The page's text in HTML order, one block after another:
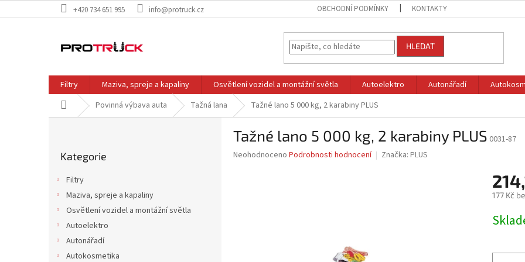
na
+420 734 651 995 info@protruck.cz OBCHODNÍ PODMÍNKY KONTAKTY
HLEDAT
Filtry Maziva, spreje a kapaliny Osvětlení vozidel a montážní světla Autoelektro Autonářadí
Domů Povinná výbava auta Tažná lana Tažné lano 5 000 kg, 2 karabiny PLUS
kategorie
Kategorie
Filtry
Maziva, spreje a kapaliny
Osvětlení vozidel a montážní světla
Autoelektro
Autonářadí
Autokosmetika
Tažné lano 5 000 kg, 2 karabiny PLUS 0031-87
Průměrné
Neohodnoceno Podrobnosti hodnocení Značka: PLUS
177 Kč
cena: